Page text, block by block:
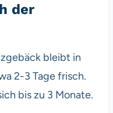
der
bleibt in
2-3 Tage frisch.
bis zu 3 Monate.